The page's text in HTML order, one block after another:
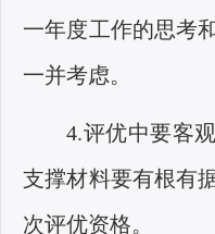
一年度工作的思考
一并考虑。
4.评优中要客
支撑材料要有根有
次评优资格。